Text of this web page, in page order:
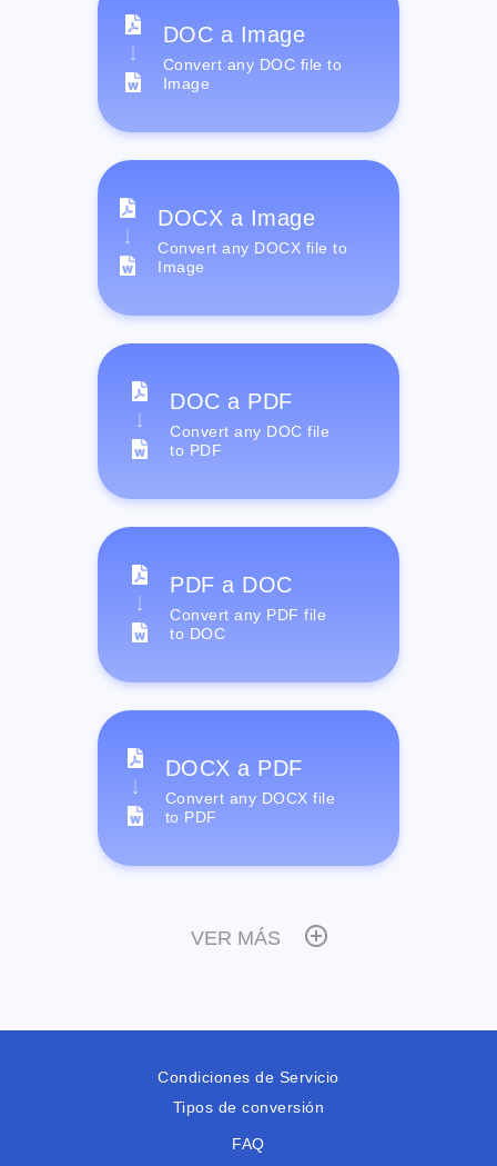
DOC a Image
Convert any DOC file to
Image
DOCX a Image
Convert any DOCX file to
Image
DOC a PDF
Convert any DOC file
to PDF
PDF a DOC
Convert any PDF file
to DOC
DOCX a PDF
Convert any DOCX file
to PDF
VER MÁS
Condiciones de Servicio
Tipos de conversión
FAQ